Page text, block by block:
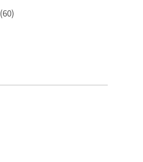
(60)